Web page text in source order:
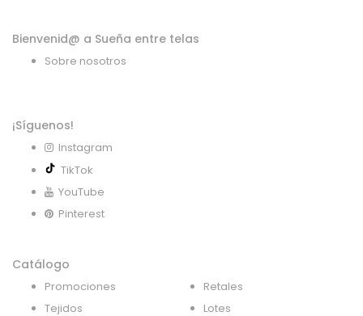
Bienvenid@ a Sueña entre telas
Sobre nosotros
¡Síguenos!
Instagram
TikTok
YouTube
Pinterest
Catálogo
Promociones
Tejidos
Retales
Lotes